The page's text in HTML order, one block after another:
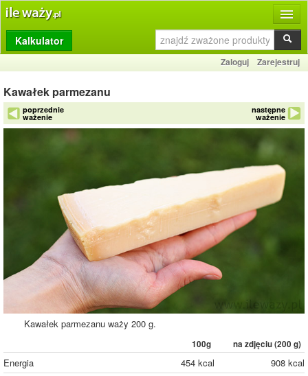
Produkty
Dziennik
Przelicznik
Porównywarka
O stronie
Kalkulator
Zaloguj Zarejestruj
Kawałek parmezanu
poprzednie
ważenie
następne
ważenie
Kawałek parmezanu waży 200 g.
100g na zdjęciu (200 g)
Energia 454 kcal
908 kcal